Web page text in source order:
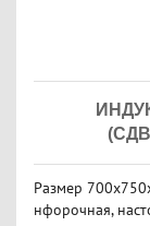
Размер
нфорочная,